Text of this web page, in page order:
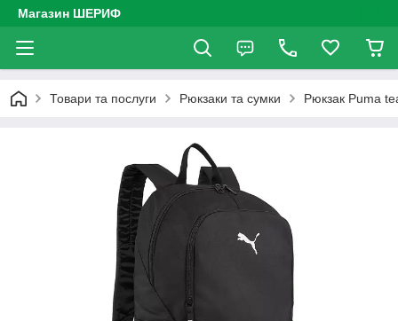
Магазин ШЕРИФ
Товари та послуги Рюкзаки та сумки Рюкзак Puma